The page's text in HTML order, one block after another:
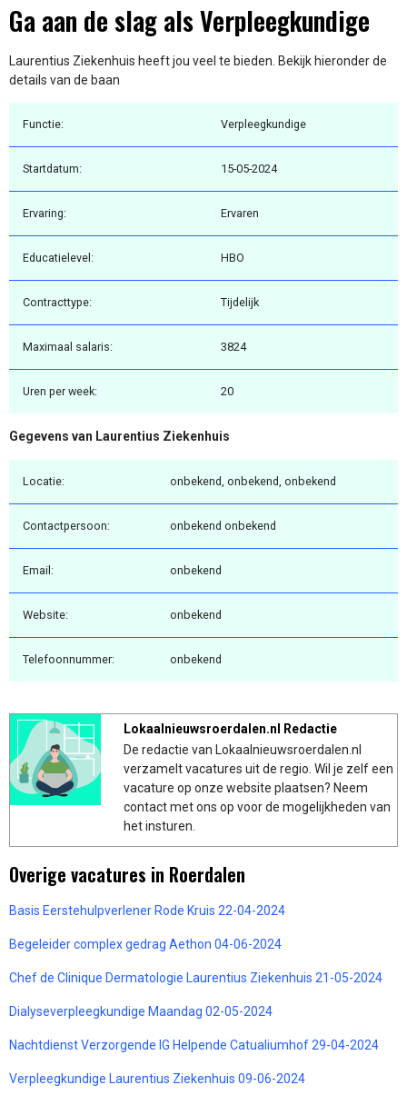
Ga aan de slag als Verpleegkundige
Laurentius Ziekenhuis heeft jou veel te bieden. Bekijk hieronder de
details van de baan
Functie: Verpleegkundige
Startdatum: 15-05-2024
Ervaring: Ervaren
Educatielevel: HBO
Contracttype: Tijdelijk
Maximaal salaris: 3824
Uren per week: 20
Gegevens van Laurentius Ziekenhuis
Locatie: onbekend, onbekend, onbekend
Contactpersoon: onbekend onbekend
Email: onbekend
Website: onbekend
Telefoonnummer: onbekend
Lokaalnieuwsroerdalen.nl Redactie
De redactie van Lokaalnieuwsroerdalen.nl
verzamelt vacatures uit de regio. Wil je zelf een
vacature op onze website plaatsen? Neem
contact met ons op voor de mogelijkheden van
het insturen.
Overige vacatures in Roerdalen
Basis Eerstehulpverlener Rode Kruis 22-04-2024
Begeleider complex gedrag Aethon 04-06-2024
Chef de Clinique Dermatologie Laurentius Ziekenhuis 21-05-2024
Dialyseverpleegkundige Maandag 02-05-2024
Nachtdienst Verzorgende IG Helpende Catualiumhof 29-04-2024
Verpleegkundige Laurentius Ziekenhuis 09-06-2024